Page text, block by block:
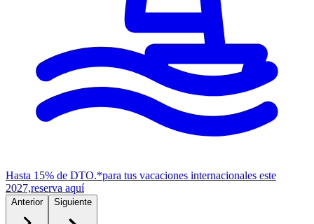
Hasta 15% de DTO.*para tus vacaciones internacionales este
2027,reserva aquí
Anterior Siguiente